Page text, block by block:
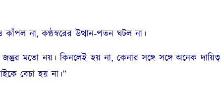
না, কণ্ঠস্বরের উত্থান-পতন ঘটল না।
মতো নয়। কিনলেই হয় না, কেনার সঙ্গে সঙ্গে অনেক দায়িত্ব
বেচা হয় না।”